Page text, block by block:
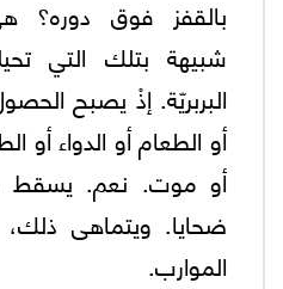
بالقفز فوق
شبيهة بتلك التي
البربريّة. إذْ يصبح
أو الطعام أو الدواء أو
أو موت. نعم. يسقط في
ضحايا. ويتماهى ذلك،
الموارب.